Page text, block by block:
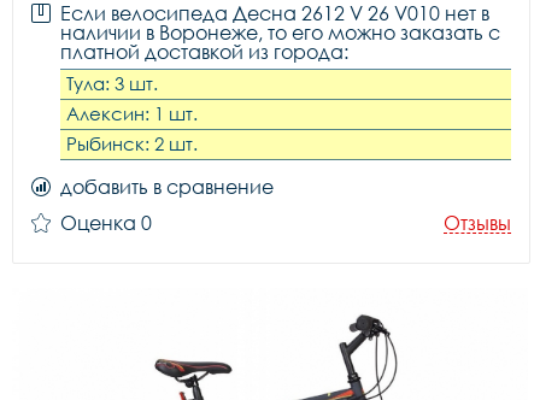
Если велосипеда Десна 2612 V 26 V010 нет в
наличии в Воронеже, то его можно заказать с
платной доставкой из города:
Тула: 3 шт.
Алексин: 1 шт.
Рыбинск: 2 шт.
добавить в сравнение
Оценка 0
Отзывы